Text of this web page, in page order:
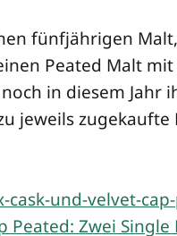
fünf­jäh­ri­gen
Pea­ted Malt mit
in die­sem Jahr
jeweils